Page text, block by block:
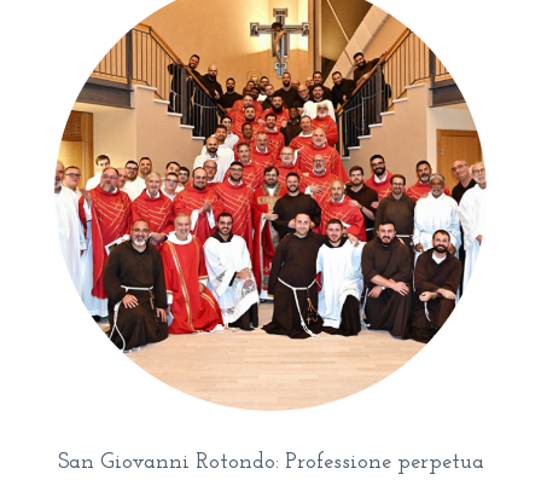
San Giovanni Rotondo: Professione perpetua